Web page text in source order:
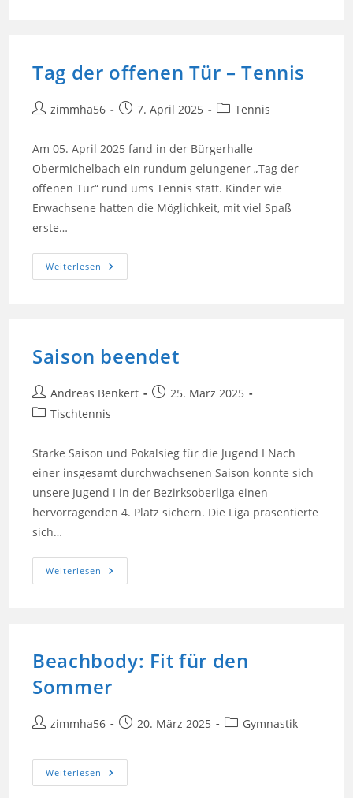
Tag der offenen Tür – Tennis
Beitrags-
zimmha56
Beitrag7. April 2025
Beitrags-
Tennis
Am 05. April 2025 fand in der Bürgerhalle
Obermichelbach ein rundum gelungener „Tag der
offenen Tür“ rund ums Tennis statt. Kinder wie
Erwachsene hatten die Möglichkeit, mit viel Spaß
erste…
Weiterlesen Tag
Der
Saison beendet
Beitrags-
Autor:
Andreas Benkert
Beitrag25. März 2025
Beitrags-
Tischtennis
Starke Saison und Pokalsieg für die Jugend I Nach
einer insgesamt durchwachsenen Saison konnte sich
unsere Jugend I in der Bezirksoberliga einen
hervorragenden 4. Platz sichern. Die Liga präsentierte
sich…
Weiterlesen Saison
Beendet
Beachbody: Fit für den
Sommer
Beitrags-
zimmha56
Beitrag20. März 2025
Beitrags-
Gymnastik
Weiterlesen Beachbody:
Fit